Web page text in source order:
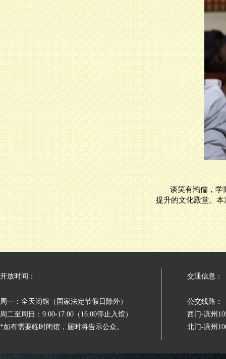
谈笑有鸿儒，学
提升的文化殿堂。
开放时间：
周一：全天闭馆（国家法定节假日除外）
周二至周日：9:00-17:00（16:00停止入馆）
*如有需要临时闭馆，届时将告示公众。
交通信息：
公交线路：
西门-滨州
北门-滨州